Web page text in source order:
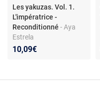
Les yakuzas. Vol. 1.
L'impératrice -
Reconditionné - Aya
Estrela
10,09€